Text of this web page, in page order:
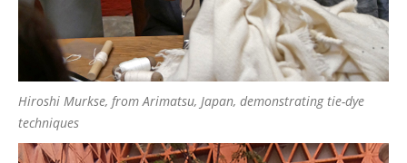
Hiroshi Murkse, from Arimatsu, Japan, demonstrating tie-dye
techniques